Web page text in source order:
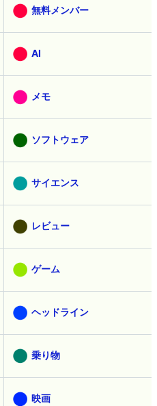
無料メンバー
AI
メモ
ソフトウェア
サイエンス
レビュー
ゲーム
ヘッドライン
乗り物
映画